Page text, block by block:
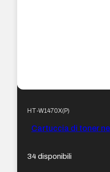
HT-W1470X(P)
Cartuccia di toner
34 disponibili